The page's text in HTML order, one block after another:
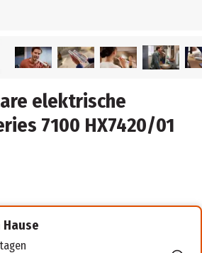
elektrische
7100 HX7420/01